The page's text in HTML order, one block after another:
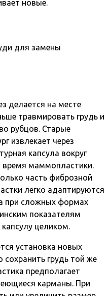
новые.
делается на месте
травмировать грудь и
рубцов. Старые
извлекает через
капсула вокруг
время маммопластики.
часть фиброзной
легко адаптируются
при сложных формах
показателям
капсулу целиком.
установка новых
грудь той же
предполагает
карманы. При